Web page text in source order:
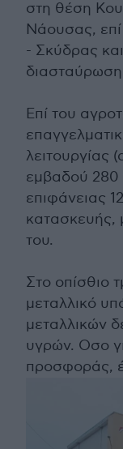
στη θέση
Νάουσας,
- Σκύδρας
Επί του
λειτουργίας
εμβαδού 280
επιφάνειας
κατασκευής,
του.
Στο οπίσθιο
μεταλλικό
μεταλλικών
υγρών. Οσο
προσφοράς,